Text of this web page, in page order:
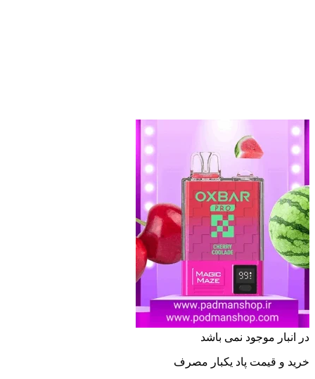
موجود نمی باشد
و قیمت پاد یکبار مصرف